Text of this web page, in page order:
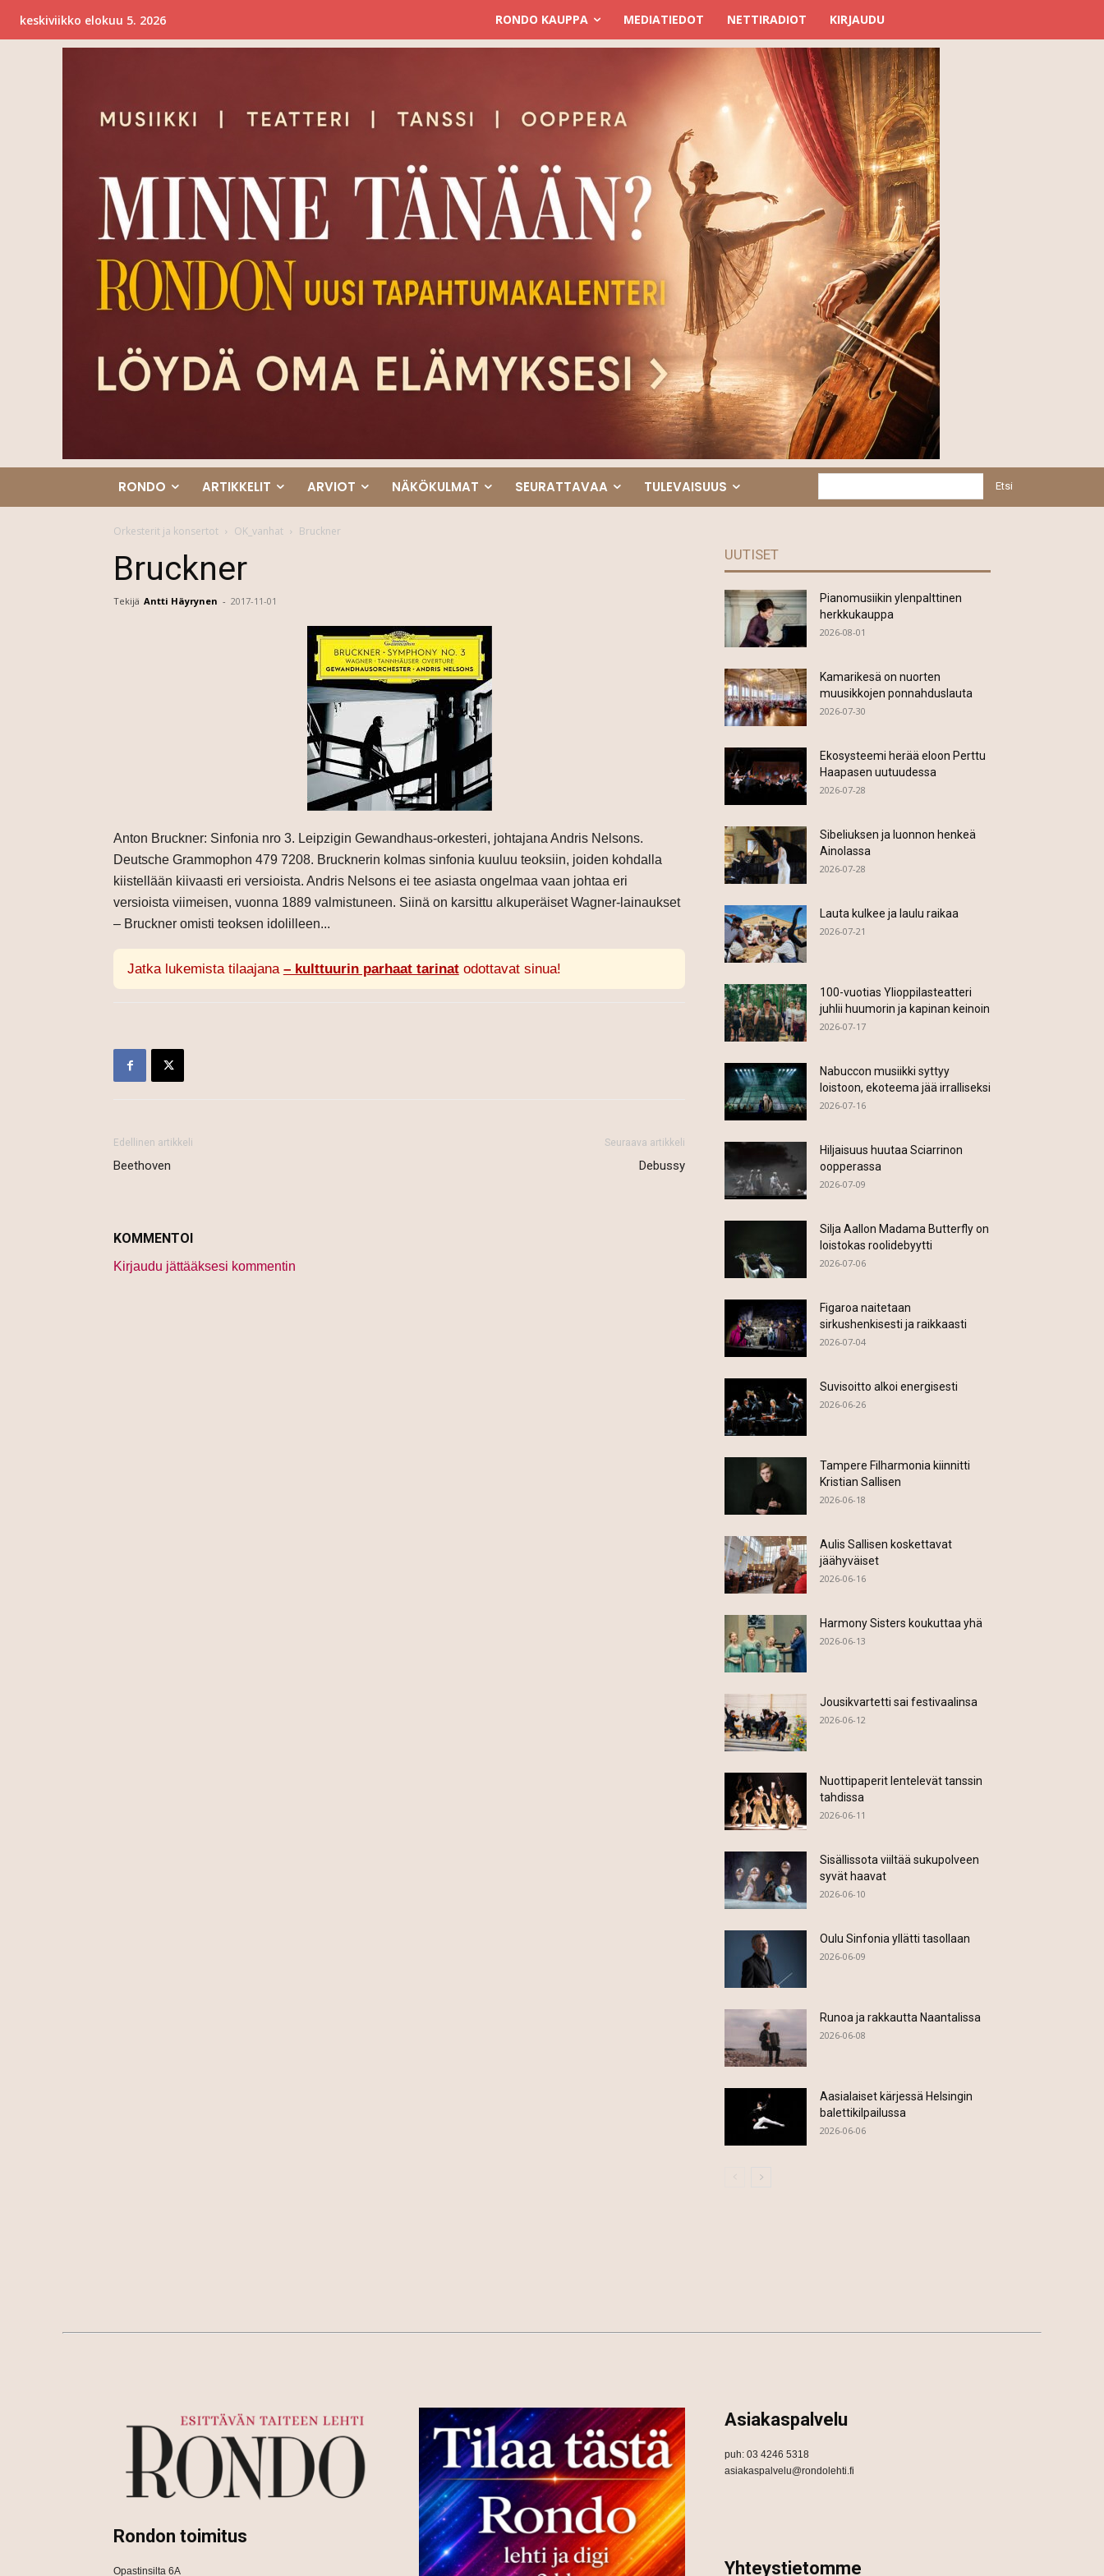
keskiviikko elokuu 5. 2026 RONDO KAUPPA MEDIATIEDOT NETTIRADIOT KIRJAUDU
RONDO ARTIKKELIT ARVIOT NÄKÖKULMAT SEURATTAVAA TULEVAISUUS Etsi
Orkesterit ja konsertot OK_vanhat Bruckner
Bruckner
Tekijä Antti Häyrynen - 2017-11-01
Anton Bruckner: Sinfonia nro 3. Leipzigin Gewandhaus-orkesteri, johtajana Andris Nelsons.
Deutsche Grammophon 479 7208. Brucknerin kolmas sinfonia kuuluu teoksiin, joiden kohdalla
kiistellään kiivaasti eri versioista. Andris Nelsons ei tee asiasta ongelmaa vaan johtaa eri
versioista viimeisen, vuonna 1889 valmistuneen. Siinä on karsittu alkuperäiset Wagner-lainaukset
– Bruckner omisti teoksen idolilleen...
Jatka lukemista tilaajana – kulttuurin parhaat tarinatodottavat sinua!
Edellinen artikkeli
Beethoven
Seuraava artikkeli
Debussy
KOMMENTOI
Kirjaudu jättääksesi kommentin
UUTISET
Pianomusiikin ylenpalttinen
herkkukauppa
2026-08-01
Kamarikesä on nuorten
muusikkojen ponnahduslauta
2026-07-30
Ekosysteemi herää eloon Perttu
Haapasen uutuudessa
2026-07-28
Sibeliuksen ja luonnon henkeä
Ainolassa
2026-07-28
Lauta kulkee ja laulu raikaa
2026-07-21
100-vuotias Ylioppilasteatteri
juhlii huumorin ja kapinan keinoin
2026-07-17
Nabuccon musiikki syttyy
loistoon, ekoteema jää irralliseksi
2026-07-16
Hiljaisuus huutaa Sciarrinon
oopperassa
2026-07-09
Silja Aallon Madama Butterfly on
loistokas roolidebyytti
2026-07-06
Figaroa naitetaan
sirkushenkisesti ja raikkaasti
2026-07-04
Suvisoitto alkoi energisesti
2026-06-26
Tampere Filharmonia kiinnitti
Kristian Sallisen
2026-06-18
Aulis Sallisen koskettavat
jäähyväiset
2026-06-16
Harmony Sisters koukuttaa yhä
2026-06-13
Jousikvartetti sai festivaalinsa
2026-06-12
Nuottipaperit lentelevät tanssin
tahdissa
2026-06-11
Sisällissota viiltää sukupolveen
syvät haavat
2026-06-10
Oulu Sinfonia yllätti tasollaan
2026-06-09
Runoa ja rakkautta Naantalissa
2026-06-08
Aasialaiset kärjessä Helsingin
balettikilpailussa
2026-06-06
Rondon toimitus
Opastinsilta 6A
Asiakaspalvelu
puh: 03 4246 5318
asiakaspalvelu@rondolehti.fi
Yhteystietomme